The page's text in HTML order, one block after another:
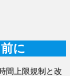
に
間上限規制と改